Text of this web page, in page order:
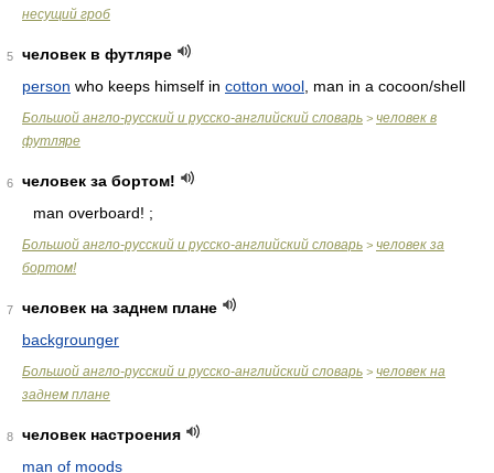
несущий гроб
5
человек в футляре
person who keeps himself in cotton wool , man in a cocoon/shell
Большой англо-русский и русско-английский словарь > человек в
футляре
6
человек за бортом!
man overboard! ;
Большой англо-русский и русско-английский словарь > человек за
бортом!
7
человек на заднем плане
backgrounger
Большой англо-русский и русско-английский словарь > человек на
заднем плане
8
человек настроения
man of moods